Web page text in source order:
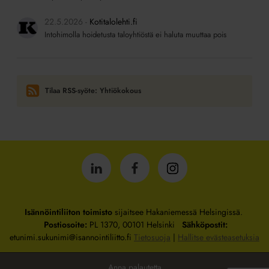
22.5.2026 Kotitalolehti.fi
Intohimolla hoidetusta taloyhtiöstä ei haluta muuttaa pois
Tilaa RSS-syöte: Yhtiökokous
IsännöintiliittoIsännöintiliittoIsännöintiliitto
Isännöintiliiton toimistosijaitsee Hakaniemessä Helsingissä.
Postiosoite: PL 1370, 00101 Helsinki Sähköpostit:
etunimi.sukunimi@isannointiliitto.fi Tietosuoja | Hallitse evästeasetuksia